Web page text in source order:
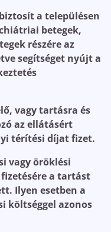
a településen
betegek,
részére az
segítséget nyújt a
vagy tartásra és
az ellátásért
térítési díjat fizet.
vagy öröklési
a tartást
Ilyen esetben a
költséggel azonos